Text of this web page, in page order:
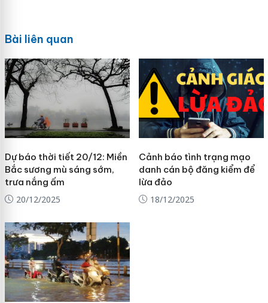
Bài liên quan
Dự báo thời tiết 20/12: Miền
Bắc sương mù sáng sớm,
trưa nắng ấm
20/12/2025
Cảnh báo tình trạng mạo
danh cán bộ đăng kiểm để
lừa đảo
18/12/2025